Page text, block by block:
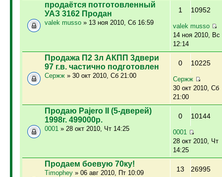
продаётся потготовленный
УАЗ 3162 Продан
valek musso» 13 ноя 2010, Сб 16:59
1 10952
valek musso
14 ноя 2010, Вс
12:14
Продажа П2 3л АКПП 3двери
97 г.в. частично подготовлен
Сержж» 30 окт 2010, Сб 21:00
0 10225
Сержж
30 окт 2010, Сб
21:00
Продаю Pajero II (5-дверей)
1998г. 499000р.
0001» 28 окт 2010, Чт 14:25
0 10144
0001
28 окт 2010, Чт
14:25
Продаем боевую 70ку!
Timophey» 06 авг 2010, Пт 10:09 13 26995